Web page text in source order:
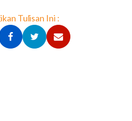
Tulisan Ini :